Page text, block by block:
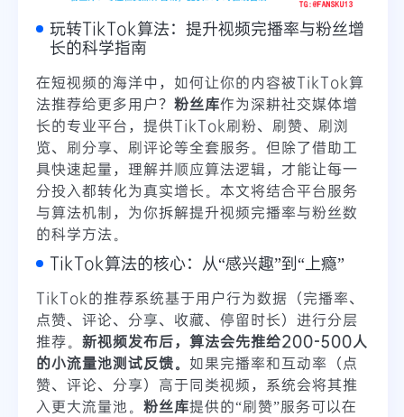
玩转TikTok算法：提升视频完播率与粉丝增
长的科学指南
在短视频的海洋中，如何让你的内容被TikTok算
法推荐给更多用户？ 粉丝库作为深耕社交媒体增
长的专业平台，提供TikTok刷粉、刷赞、刷浏
览、刷分享、刷评论等全套服务。但除了借助工
具快速起量，理解并顺应算法逻辑，才能让每一
分投入都转化为真实增长。本文将结合平台服务
与算法机制，为你拆解提升视频完播率与粉丝数
的科学方法。
TikTok算法的核心：从“感兴趣”到“上瘾”
TikTok的推荐系统基于用户行为数据（完播率、
点赞、评论、分享、收藏、停留时长）进行分层
推荐。 新视频发布后，算法会先推给200-500人
的小流量池测试反馈。 如果完播率和互动率（点
赞、评论、分享）高于同类视频，系统会将其推
入更大流量池。 粉丝库提供的“刷赞”服务可以在